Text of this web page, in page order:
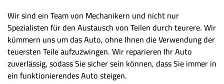
Wir sind ein Team von Mechanikern und nicht nur
Spezialisten für den Austausch von Teilen durch teurere. Wir
kümmern uns um das Auto, ohne Ihnen die Verwendung der
teuersten Teile aufzuzwingen. Wir reparieren Ihr Auto
zuverlässig, sodass Sie sicher sein können, dass Sie immer in
ein funktionierendes Auto steigen.